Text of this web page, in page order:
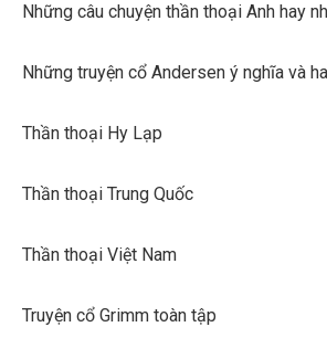
Những câu chuyện thần thoại Anh hay
Những truyện cổ Andersen ý nghĩa và
Thần thoại Hy Lạp
Thần thoại Trung Quốc
Thần thoại Việt Nam
Truyện cổ Grimm toàn tập